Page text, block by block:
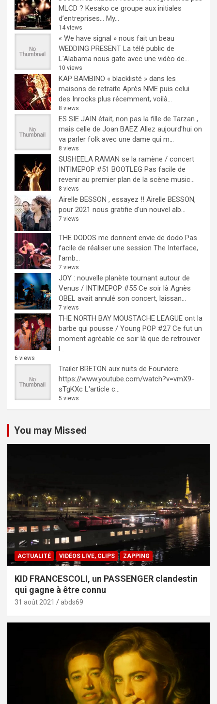
MLCD ? Kesako ce groupe aux initiales
d’entreprises… My...
14 views
« We have signal » nous fait un beau
WEDDING PRESENT La télé public de
L'Alabama nous gate avec une vidéo de...
10 views
KAP BAMBINO « blacklisté » dans les
maisons de retraite Après NME puis celui
des Inrocks plus récemment, voilà...
8 views
ES SIE JAIN était, non pas la fille de Tarzan ,
mais celle de Joan BAEZ Allez aujourd'hui on
va parler folk avec une dame qui m...
8 views
SUSHEELA RAMAN se la ramène / concert
INTIMEPOP #51 BOOTLEG Pas facile de
revenir au premier plan de la scène music...
8 views
Airelle BESSON , essayez !! Airelle BESSON,
pour 2021 nous gratifie d'un nouvel alb...
7 views
THE DODOS me donnent envie de dodo Pas
facile de réaliser une session The Interface,
l'amb...
7 views
JOY : nouvelle planète tournant autour de
Venus / INTIMEPOP #55 Ce soir là Agnès
OBEL avait annulé son concert, laissan...
7 views
THE NORTH BAY MOUSTACHE LEAGUE ont la
barbe qui pousse / Young POP #27 Ce fut un
moment agréable ce soir là que de retrouver
l...
6 views
Trailer BRETON aux nuits de Fourviere
https://www.youtube.com/watch?v=vmX9-
sTgKXc L'article c...
5 views
You may Missed
ACTUALITÉ VIDÉOS LIVE, CLIPS ZAPPING
KID FRANCESCOLI, un PASSENGER clandestin
qui gagne à être connu
31 août 2021 abds69